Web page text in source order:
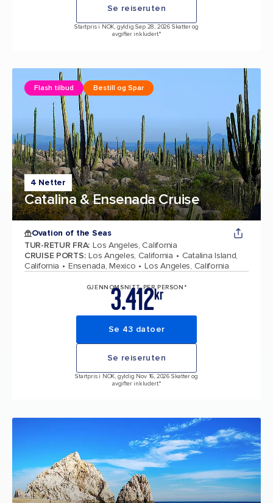
Se reiseruten
Startpris i NOK, gyldig Sep 28, 2026 Skatter og
avgifter inkludert.*
4 Netter
Catalina & Ensenada Cruise
Flash tilbud Bestill og Spar
Ovation of the Seas
TUR-RETUR FRA: Los Angeles, California
CRUISE PORTS: Los Angeles, California
Catalina Island,
California
Ensenada, Mexico Los Angeles, California
GJENNOMSNITT PER PERSON*
kr
3.412
Se 43 datoer
Se reiseruten
Startpris i NOK, gyldig Nov 16, 2026 Skatter og
avgifter inkludert.*